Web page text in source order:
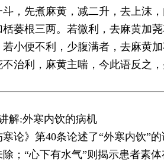
，先煮麻黄，减二升，去上沫
蒌根三两。若微利，去麻黄加
若小便不利，少腹满者，去麻黄
不治利，麻黄主喘，今此语反之
解:外寒内饮的病机
论》第40条论述了“外寒内饮”
；“心下有水气”则揭示患者素